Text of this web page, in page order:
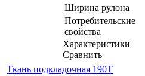
Ширина рулона
Потребительские
свойства
Характеристики
Сравнить
Ткань подкладочная 190Т